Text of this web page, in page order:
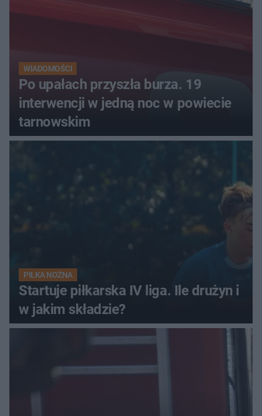
WIADOMOŚCI
Po upałach przyszła burza. 19
interwencji w jedną noc w powiecie
tarnowskim
PIŁKA NOŻNA
Startuje piłkarska IV liga. Ile drużyn i
w jakim składzie?